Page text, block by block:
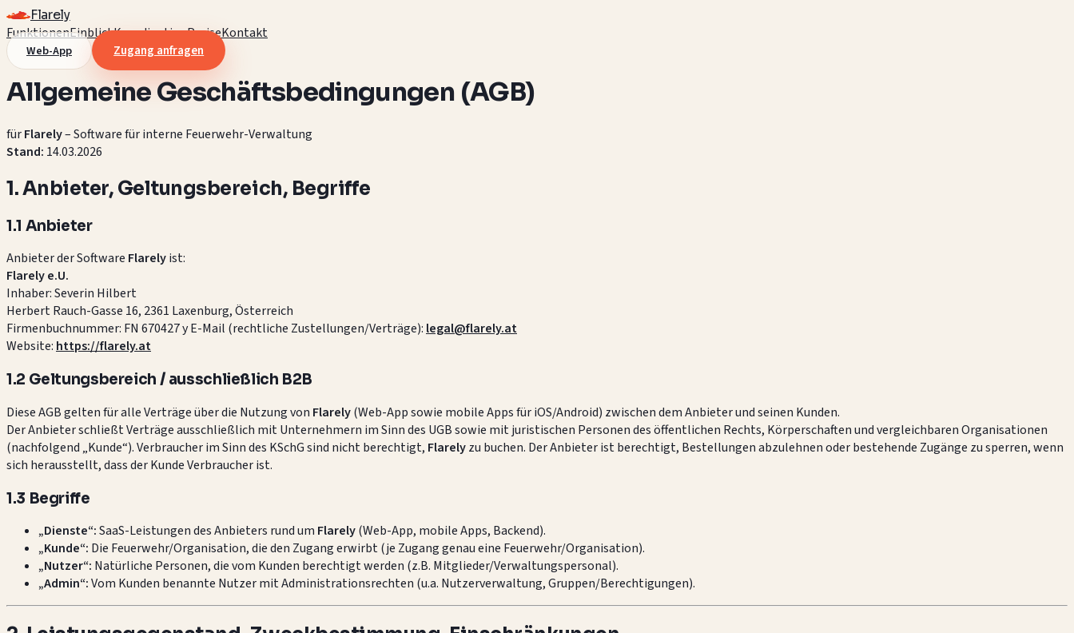
Flarely
FunktionenEinblickKoordinationPreiseKontakt
Web-App Zugang anfragen
Allgemeine Geschäftsbedingungen (AGB)
fürFlarely– Software für interne Feuerwehr-Verwaltung
Stand: 14.03.2026
1. Anbieter, Geltungsbereich, Begriffe
1.1 Anbieter
Anbieter der Software Flarelyist:
Flarely e.U.
Inhaber: Severin Hilbert
Herbert Rauch-Gasse 16, 2361 Laxenburg, Österreich
Firmenbuchnummer: FN 670427 y E-Mail (rechtliche Zustellungen/Verträge):legal@flarely.at
Website:https://flarely.at
1.2 Geltungsbereich / ausschließlich B2B
Diese AGB gelten für alle Verträge über die Nutzung von Flarely(Web-App sowie mobile Apps für iOS/Android) zwischen dem Anbieter und seinen Kunden.
Der Anbieter schließt Verträge ausschließlich mit Unternehmern im Sinn des UGB sowie mit juristischen Personen des öffentlichen Rechts, Körperschaften und vergleichbaren Organisationen
(nachfolgend „Kunde“). Verbraucher im Sinn des KSchG sind nicht berechtigt, Flarelyzu buchen. Der Anbieter ist berechtigt, Bestellungen abzulehnen oder bestehende Zugänge zu sperren, wenn
sich herausstellt, dass der Kunde Verbraucher ist.
1.3 Begriffe
„Dienste“:SaaS-Leistungen des Anbieters rund um Flarely(Web-App, mobile Apps, Backend).
„Kunde“: Die Feuerwehr/Organisation, die den Zugang erwirbt (je Zugang genau eine Feuerwehr/Organisation).
„Nutzer“: Natürliche Personen, die vom Kunden berechtigt werden (z.B. Mitglieder/Verwaltungspersonal).
„Admin“:Vom Kunden benannte Nutzer mit Administrationsrechten (u.a. Nutzerverwaltung, Gruppen/Berechtigungen).